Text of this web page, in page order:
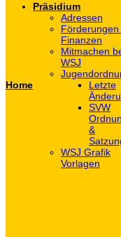
Home
Präsidium
Adressen
Förderungen
Finanzen
Mitmachen
WSJ
Letzte
SVW
&
WSJ Grafik
Vorlagen